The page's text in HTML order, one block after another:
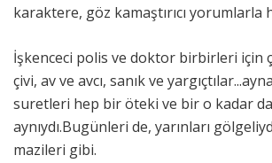
karaktere, göz kamaştırıcı yorumlarla
İşkenceci polis ve doktor birbirleri için
çivi, av ve avcı, sanık ve
suretleri hep bir öteki ve bir o kadar da
aynıydı.Bugünleri de, yarınları
mazileri gibi.